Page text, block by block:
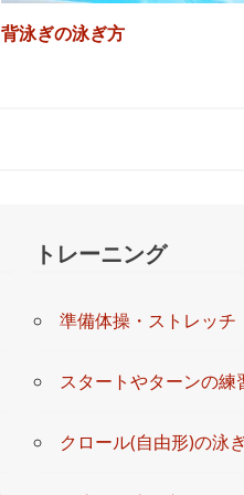
背泳ぎの泳ぎ方
トレーニング
準備体操・ストレッチ
スタートやターンの練
クロール(自由形)の泳